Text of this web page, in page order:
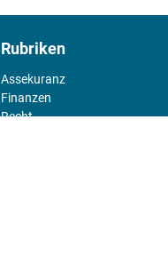
Rubriken
Assekuranz
Finanzen
Recht